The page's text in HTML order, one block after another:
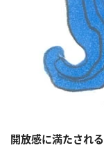
開放感に満たされる